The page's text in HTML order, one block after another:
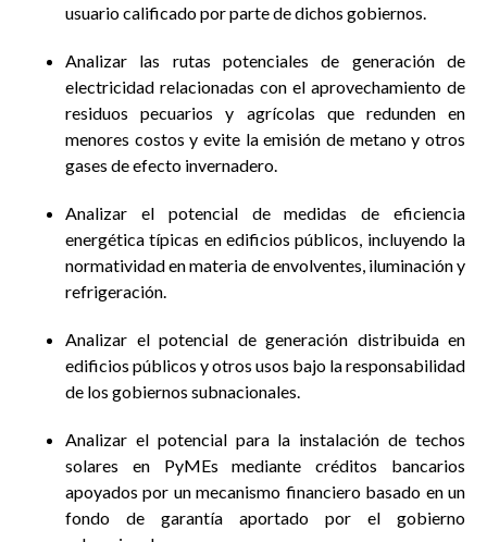
usuario calificado por parte de dichos gobiernos.
Analizar las rutas potenciales de generación de
electricidad relacionadas con el aprovechamiento de
residuos pecuarios y agrícolas que redunden en
menores costos y evite la emisión de metano y otros
gases de efecto invernadero.
Analizar el potencial de medidas de eficiencia
energética típicas en edificios públicos, incluyendo la
normatividad en materia de envolventes, iluminación y
refrigeración.
Analizar el potencial de generación distribuida en
edificios públicos y otros usos bajo la responsabilidad
de los gobiernos subnacionales.
Analizar el potencial para la instalación de techos
solares en PyMEs mediante créditos bancarios
apoyados por un mecanismo financiero basado en un
fondo de garantía aportado por el gobierno